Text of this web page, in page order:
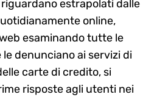
estrapolati dalle
online,
esaminando tutte le
denunciano ai servizi di
carte di credito, si
risposte agli utenti nei